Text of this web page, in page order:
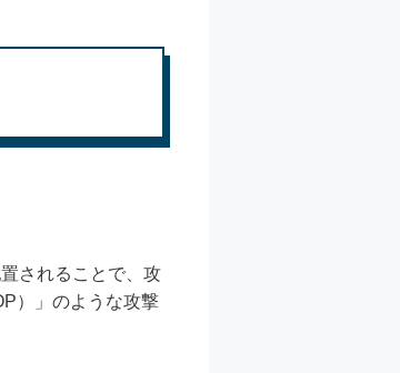
されることで、攻
）」のような攻撃